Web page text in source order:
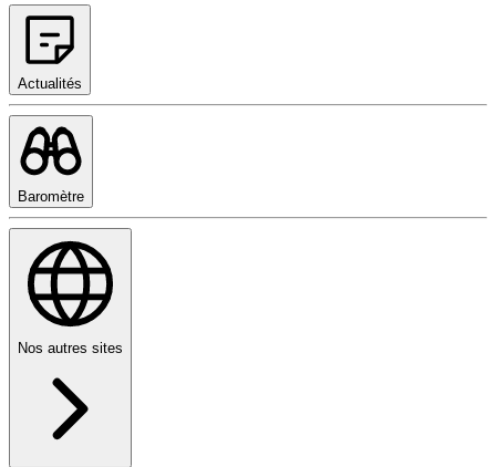
Actualités
Baromètre
Nos autres sites